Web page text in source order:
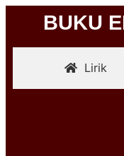
BUKU
Lirik